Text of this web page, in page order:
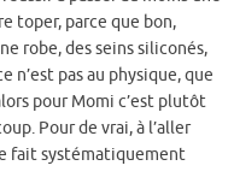
toper, parce que bon,
robe, des seins siliconés,
n’est pas au physique, que
pour Momi c’est plutôt
Pour de vrai, à l’aller
fait systématiquement